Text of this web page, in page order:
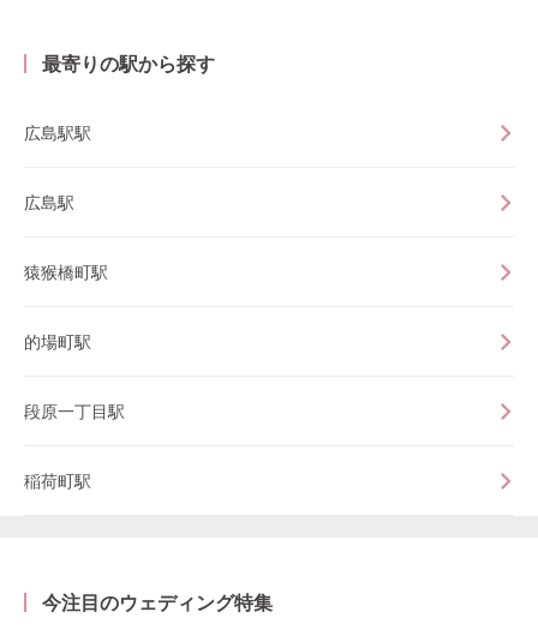
最寄りの駅から探す
広島駅駅
広島駅
猿猴橋町駅
的場町駅
段原一丁目駅
稲荷町駅
今注目のウェディング特集